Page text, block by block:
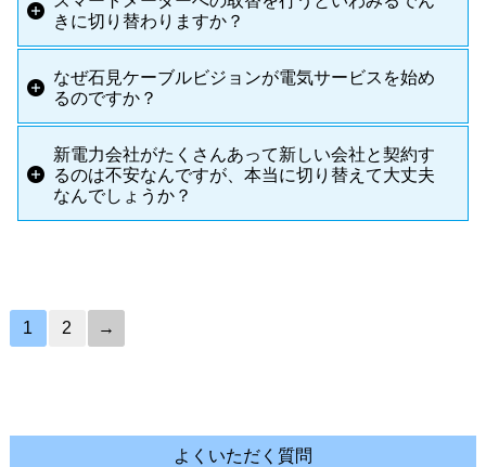
きに切り替わりますか？
なぜ石見ケーブルビジョンが電気サービスを始め
るのですか？
新電力会社がたくさんあって新しい会社と契約す
るのは不安なんですが、本当に切り替えて大丈夫
なんでしょうか？
1 2 →
よくいただく質問